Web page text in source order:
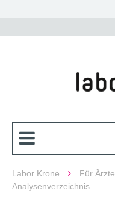
Labor Krone Für Ärzte
Analysenverzeichnis